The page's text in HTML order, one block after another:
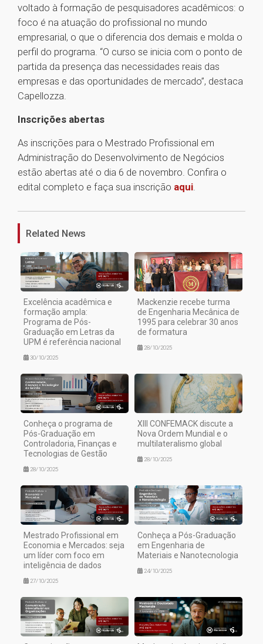
voltado à formação de pesquisadores acadêmicos: o
foco é na atuação do profissional no mundo
empresarial, o que o diferencia dos demais e molda o
perfil do programa. “O curso se inicia com o ponto de
partida da presença das necessidades reais das
empresas e das oportunidades de mercado”, destaca
Capellozza.
Inscrições abertas
As inscrições para o Mestrado Profissional em
Administração do Desenvolvimento de Negócios
estão abertas até o dia 6 de novembro. Confira o
edital completo e faça sua inscrição aqui.
1
Related News
Excelência acadêmica e
formação ampla:
Programa de Pós-
Graduação em Letras da
UPM é referência nacional
30/10/2025
Mackenzie recebe turma
de Engenharia Mecânica de
1995 para celebrar 30 anos
de formatura
28/10/2025
Conheça o programa de
Pós-Graduação em
Controladoria, Finanças e
Tecnologias de Gestão
28/10/2025
XIII CONFEMACK discute a
Nova Ordem Mundial e o
multilateralismo global
28/10/2025
Mestrado Profissional em
Economia e Mercados: seja
um líder com foco em
inteligência de dados
27/10/2025
Conheça a Pós-Graduação
em Engenharia de
Materiais e Nanotecnologia
24/10/2025